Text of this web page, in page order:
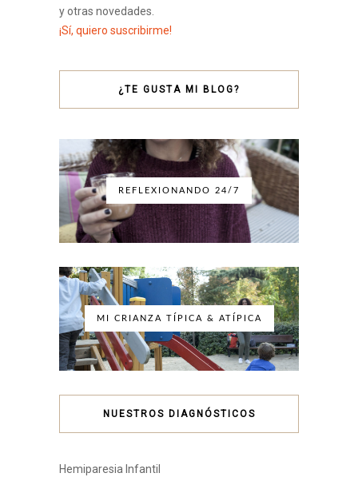
y otras novedades.
¡Sí, quiero suscribirme!
¿TE GUSTA MI BLOG?
REFLEXIONANDO 24/7
MI CRIANZA TÍPICA & ATÍPICA
NUESTROS DIAGNÓSTICOS
Hemiparesia Infantil